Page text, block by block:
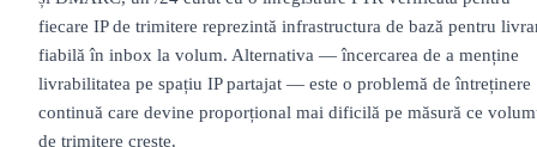
fiecare IP de trimitere reprezintă infrastructura de bază pentru
fiabilă în inbox la volum. Alternativa — încercarea de a menține
livrabilitatea pe spațiu IP partajat — este o problemă de întreținere
continuă care devine proporțional mai dificilă pe măsură ce
de trimitere crește.